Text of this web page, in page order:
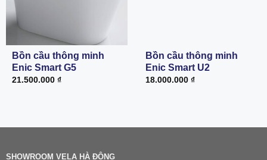
Bồn cầu thông minh
Enic Smart G5
21.500.000 ₫
Bồn cầu thông minh
Enic Smart U2
18.000.000 ₫
SHOWROOM VELA HÀ ĐÔNG